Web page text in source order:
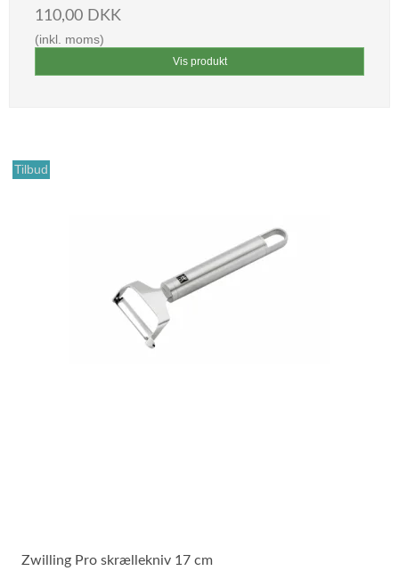
110,00 DKK
(inkl. moms)
Vis produkt
Tilbud
Zwilling Pro skrællekniv 17 cm